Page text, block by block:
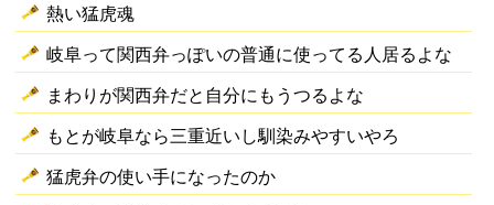
熱い猛虎魂
岐阜って関西弁っぽいの普通に使ってる人居るよな
まわりが関西弁だと自分にもうつるよな
もとが岐阜なら三重近いし馴染みやすいやろ
猛虎弁の使い手になったのか